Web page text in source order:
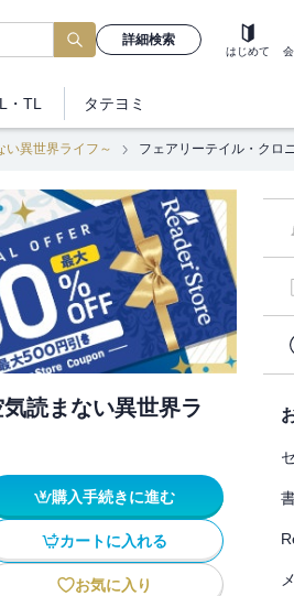
詳細検索
はじめて
・TL タテヨミ
い異世界ライフ～ フェアリーテイル・クロ
読まない異世界ラ
購入手続きに進む
カートに入れる
お気に入り